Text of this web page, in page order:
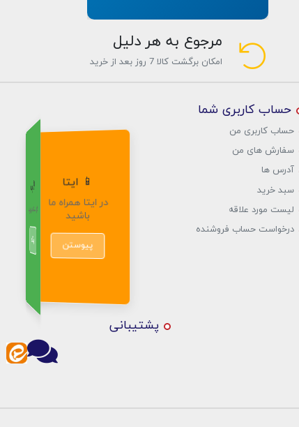
مرجوع به هر دلیل
امکان برگشت کالا 7 روز بعد از خرید
حساب کاربری شما
حساب کاربری من
سفارش های من‎
آدرس ها
سبد خرید
لیست مورد علاقه
درخواست حساب فروشنده
به کانال تلگرام
بپیوندید
📱 ایتا
در ایتا همراه ما
باشید
پیوستن
💬 بله
در پیام‌رسان بله
ارتباط
پشتیبانی